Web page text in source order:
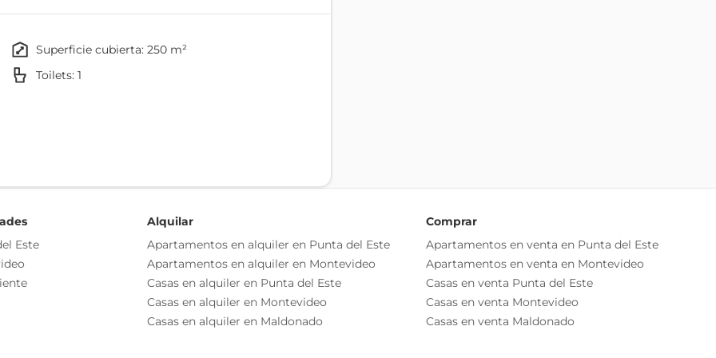
mobiliario completo y mercadería.
de renovación , precio 32.000 pesos uruguayos .
esenciales del inmueble, debiéndose consultar al
de las medidas, descripciones arquitectónicas y
cuyos valores son aproximados.
superficie cubierta: 250 m²
toilets: 1
Este
Alquilar
Apartamentos en alquiler en Punta del Este
Apartamentos en alquiler en Montevideo
Casas en alquiler en Punta del Este
Casas en alquiler en Montevideo
Casas en alquiler en Maldonado
Comprar
Apartamentos en venta en Punta del Este
Apartamentos en venta en Montevideo
Casas en venta Punta del Este
Casas en venta Montevideo
Casas en venta Maldonado